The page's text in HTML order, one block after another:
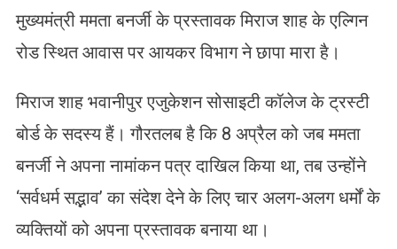
मुख्यमंत्री ममता बनर्जी के प्रस्तावक मिराज शाह के एल्गिन
रोड स्थित आवास पर आयकर विभाग ने छापा मारा है।
मिराज शाह भवानीपुर एजुकेशन सोसाइटी कॉलेज के ट्रस्टी
बोर्ड के सदस्य हैं। गौरतलब है कि 8 अप्रैल को जब ममता
बनर्जी ने अपना नामांकन पत्र दाखिल किया था, तब उन्होंने
‘सर्वधर्म सद्भाव’ का संदेश देने के लिए चार अलग-अलग धर्मों के
व्यक्तियों को अपना प्रस्तावक बनाया था।